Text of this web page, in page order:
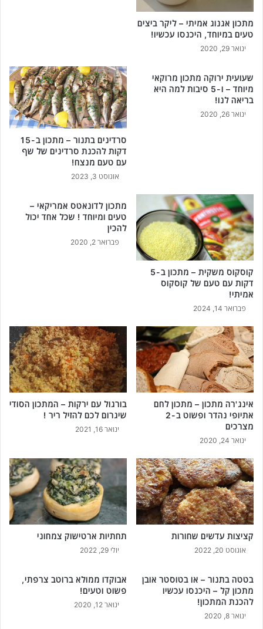
ו
ר
ט
ר
י
ב
צ
ל
?
מתכון אגנוג אמיתי – ליקר ביצים
טעים במיוחד, היכנסו עכשיו!
ינואר 29, 2020
שעועית ירוקה מתכון מרוקאי
מיוחד – ו-5 סיבות למה היא
בריאה לנו!
ינואר 26, 2020
סרדינים בתנור – מתכון ב-15
דקות להכנת סרדינים של שף
עם טעם מנצח!
אוגוסט 3, 2023
קוסקוס משקית – מתכון ב-5
דקות עם טעם של קוסקוס
אמיתי!
פברואר 14, 2024
מתכון לדונאטס אמריקאי –
טעים ומיוחד ! שכל אחד יכול
להכין
פברואר 2, 2020
אינג'רה מתכון – מתכון לחם
אתיופי נהדר ופשוט ב-2
מצרכים
ינואר 24, 2020
בורגול עם ירקות – המתכון הסודי
שיגרום לכם להזיל ריר !
ינואר 16, 2021
קציצות עדשים שחורות
אוגוסט 20, 2022
תחתיות ארטישוק צמחוני
יולי 29, 2022
בטטה בתנור – או בטוסטר אובן
מתכון קל – היכנסו עכשיו
להכנת המתכון!
ינואר 8, 2020
אבוקדו ממולא ברוטב צרפתי,
פשוט וטעים!
ינואר 12, 2020